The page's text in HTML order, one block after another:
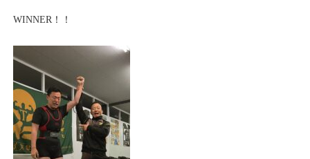
WINNER！！